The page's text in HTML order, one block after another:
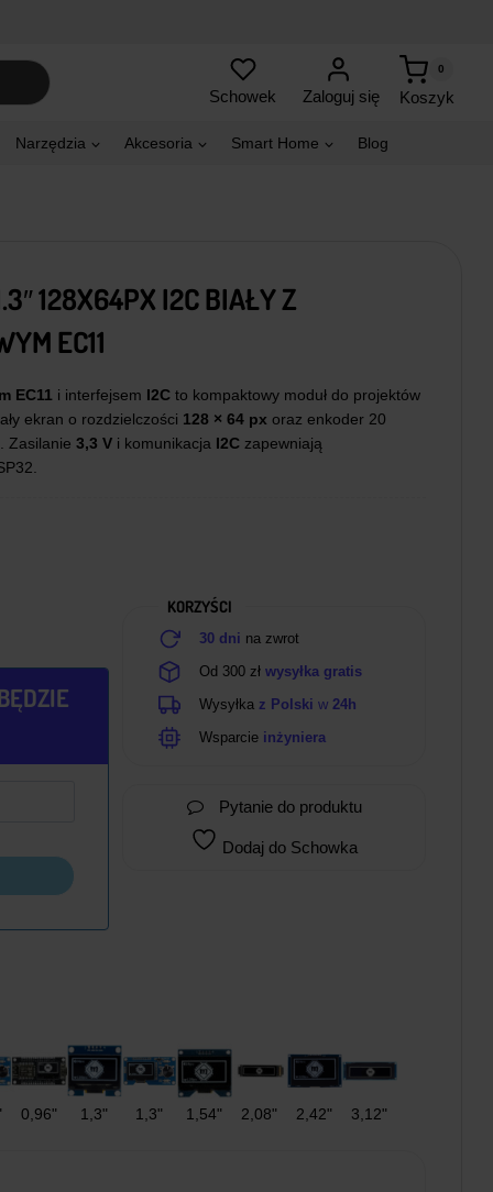
Schowek Zaloguj się Koszyk
0
Narzędzia Akcesoria Smart Home Blog
128X64PX I2C BIAŁY Z
EC11
EC11i interfejsem I2C to kompaktowy moduł do projektów
ekran o rozdzielczości 128 × 64 px oraz enkoder 20
Zasilanie 3,3 Vi komunikacja I2C zapewniają
KORZYŚCI
30 dni na zwrot
Od 300 złwysyłka gratis
Wysyłka z Polskiw 24h
Wsparcie inżyniera
Pytanie do produktu
Dodaj do Schowka
0,96" 1,3" 1,3" 1,54" 2,08" 2,42" 3,12"